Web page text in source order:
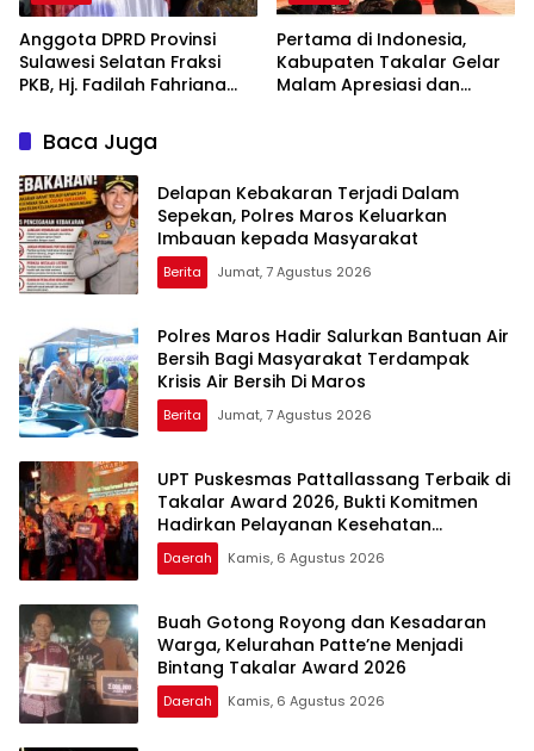
Anggota DPRD Provinsi
Sulawesi Selatan Fraksi
PKB, Hj. Fadilah Fahriana
Takalar Menyalakan
Lentera Pengabdian
Melalui Malam Apresiasi
dan Inovasi Award 2026
Pertama di Indonesia,
Kabupaten Takalar Gelar
Malam Apresiasi dan
Baca Juga
Delapan Kebakaran Terjadi Dalam
Sepekan, Polres Maros Keluarkan
Imbauan kepada Masyarakat
Berita Jumat, 7 Agustus 2026
Polres Maros Hadir Salurkan Bantuan Air
Bersih Bagi Masyarakat Terdampak
Krisis Air Bersih Di Maros
Berita Jumat, 7 Agustus 2026
UPT Puskesmas Pattallassang Terbaik di
Takalar Award 2026, Bukti Komitmen
Hadirkan Pelayanan Kesehatan
Berkualitas
Daerah Kamis, 6 Agustus 2026
Buah Gotong Royong dan Kesadaran
Warga, Kelurahan Patte’ne Menjadi
Bintang Takalar Award 2026
Daerah Kamis, 6 Agustus 2026